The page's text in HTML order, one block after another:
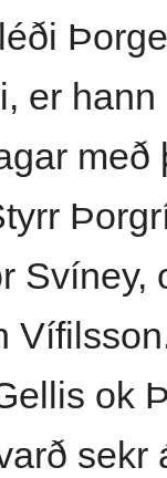
er
Svíney,
ok
sekr